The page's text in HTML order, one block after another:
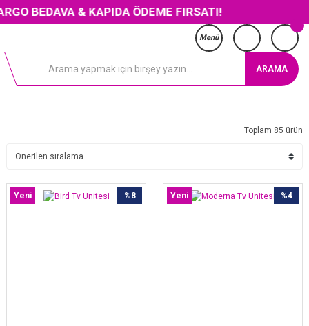
BEDAVA & KAPIDA ÖDEME FIRSATI!
Menü
ARAMA
Toplam 85 ürün
%8
Yeni %4
Yeni